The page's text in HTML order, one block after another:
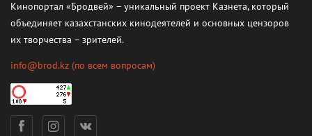
Кинопортал «Бродвей» – уникальный проект Казнета, который
объединяет казахстанских кинодеятелей и основных цензоров
их творчества – зрителей.
info@brod.kz (по всем вопросам)